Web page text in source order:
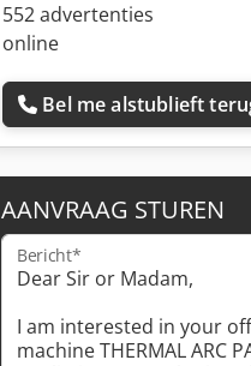
552 advertenties
online
Bel me alstublieft
AANVRAAG STUREN
Bericht*